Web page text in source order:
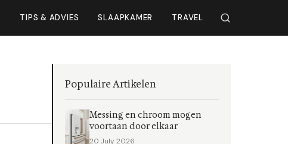
TIPS & ADVIES SLAAPKAMER TRAVEL
Populaire Artikelen
Messing en chroom mogen
voortaan door elkaar
20 July 2026